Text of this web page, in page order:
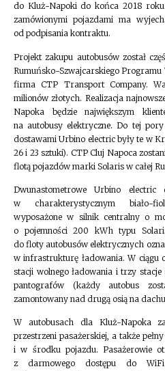
do Kluż-Napoki do końca 2018
zamówionymi pojazdami ma
od podpisania kontraktu.
Projekt zakupu autobusów został
Rumuńsko-Szwajcarskiego Programu
firma CTP Transport Company.
milionów złotych. Realizacja
Napoka będzie największym
na autobusy elektryczne. Do tej
dostawami Urbino electric były te w
26 i 23 sztuki). CTP Cluj Napoca
flotą pojazdów marki Solaris w całej
Dwunastometrowe Urbino electric
w charakterystycznym biało-
wyposażone w silnik centralny o
o pojemności 200 kWh typu
do floty autobusów elektrycznych
w infrastrukturę ładowania. W ciągu
stacji wolnego ładowania i trzy stacje
pantografów (każdy autobus
zamontowany nad drugą osią na
W autobusach dla Kluż-Napoka
przestrzeni pasażerskiej, a także
i w środku pojazdu. Pasażerowie
z darmowego dostępu do